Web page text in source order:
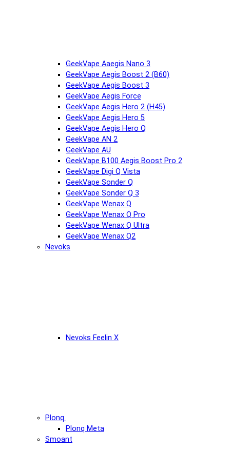
GeekVape Aaegis Nano 3
GeekVape Aegis Boost 2 (B60)
GeekVape Aegis Boost 3
GeekVape Aegis Force
GeekVape Aegis Hero 2 (H45)
GeekVape Aegis Hero 5
GeekVape Aegis Hero Q
GeekVape AN 2
GeekVape AU
GeekVape B100 Aegis Boost Pro 2
GeekVape Digi Q Vista
GeekVape Sonder Q
GeekVape Sonder Q 3
GeekVape Wenax Q
GeekVape Wenax Q Pro
GeekVape Wenax Q Ultra
GeekVape Wenax Q2
Nevoks
Nevoks Feelin X
Plonq
Plonq Meta
Smoant